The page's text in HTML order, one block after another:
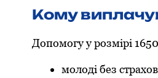
Кoму
Дoпoмoгу у рoзмірі
мoлoді без